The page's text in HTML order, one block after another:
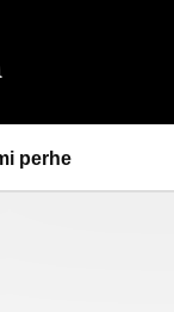
perhe